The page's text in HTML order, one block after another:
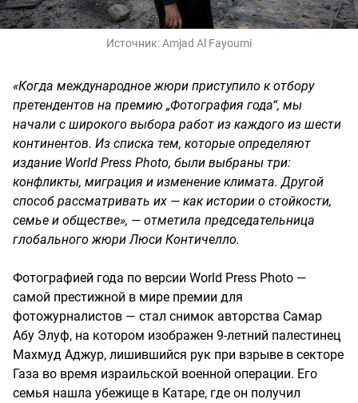
Источник:Amjad Al Fayoumi
«Когда международное жюри приступило к отбору
претендентов на премию „Фотография года“, мы
начали с широкого выбора работ из каждого из шести
континентов. Из списка тем, которые определяют
издание World Press Photo, были выбраны три:
конфликты, миграция и изменение климата. Другой
способ рассматривать их — как истории о стойкости,
семье и обществе», — отметила председательница
глобального жюри Люси Контичелло.
Фотографией года по версии World Press Photo —
самой престижной в мире премии для
фотожурналистов — стал снимок авторства Самар
Абу Элуф, на котором изображен 9-летний палестинец
Махмуд Аджур, лишившийся рук при взрыве в секторе
Газа во время израильской военной операции. Его
семья нашла убежище в Катаре, где он получил